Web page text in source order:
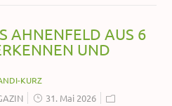
AHNENFELD AUS 6
UND
KURZ
31. Mai 2026